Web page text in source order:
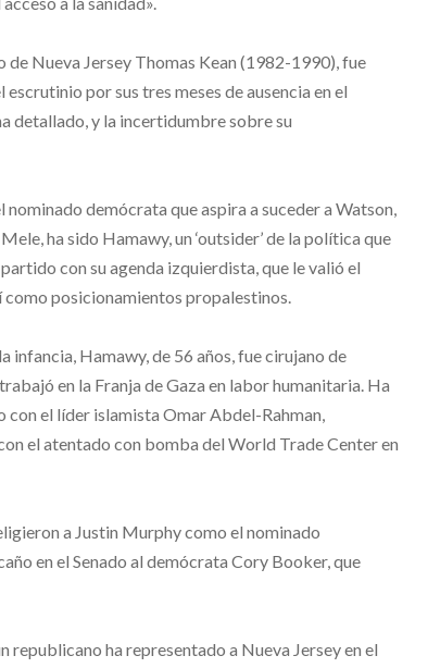
Nueva Jersey Thomas Kean (1982-1990), fue
por sus tres meses de ausencia en el
detallado, y la incertidumbre sobre su
demócrata que aspira a suceder a Watson,
ha sido Hamawy, un ‘outsider’ de la política que
con su agenda izquierdista, que le valió el
como posicionamientos propalestinos.
infancia, Hamawy, de 56 años, fue cirujano de
en la Franja de Gaza en labor humanitaria. Ha
el líder islamista Omar Abdel-Rahman,
el atentado con bomba del World Trade Center en
a Justin Murphy como el nominado
en el Senado al demócrata Cory Booker, que
ha representado a Nueva Jersey en el